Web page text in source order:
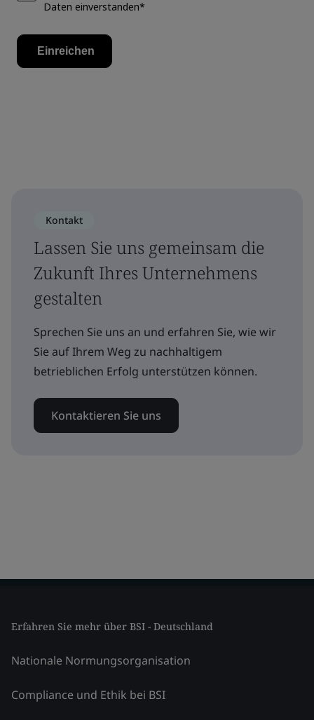
Kontakt
Lassen Sie uns gemeinsam die
Zukunft Ihres Unternehmens
gestalten
Sprechen Sie uns an und erfahren Sie, wie wir
Sie auf Ihrem Weg zu nachhaltigem
betrieblichen Erfolg unterstützen können.
Kontaktieren Sie uns
Erfahren Sie mehr über BSI - Deutschland
Nationale Normungsorganisation
Compliance und Ethik bei BSI